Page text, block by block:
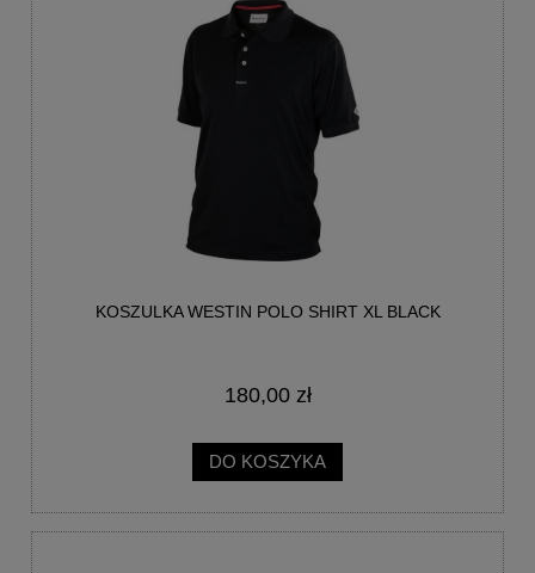
KOSZULKA WESTIN POLO SHIRT XL BLACK
180,00 zł
DO KOSZYKA